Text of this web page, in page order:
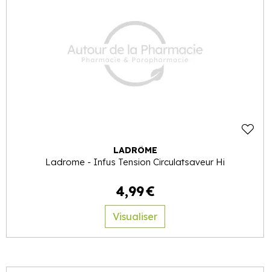
LADRÔME
Ladrome - Infus Tension Circulatsaveur Hi
4,99€
Visualiser